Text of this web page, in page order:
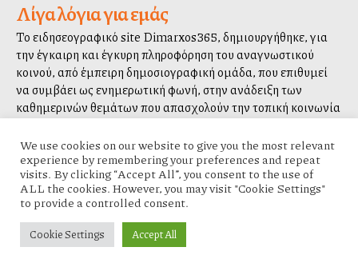
Λίγα λόγια για εμάς
Το ειδησεογραφικό site Dimarxos365, δημιουργήθηκε, για
την έγκαιρη και έγκυρη πληροφόρηση του αναγνωστικού
κοινού, από έμπειρη δημοσιογραφική ομάδα, που επιθυμεί
να συμβάλλει ως ενημερωτική φωνή, στην ανάδειξη των
καθημερινών θεμάτων που απασχολούν την τοπική κοινωνία
Χρήσιμοι Σύνδεσμοι
We use cookies on our website to give you the most relevant
experience by remembering your preferences and repeat
visits. By clicking “Accept All”, you consent to the use of
ALL the cookies. However, you may visit "Cookie Settings"
to provide a controlled consent.
Cookie Settings Accept All